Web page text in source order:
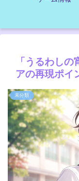
「うるわし
アの再現ポイ
未分類